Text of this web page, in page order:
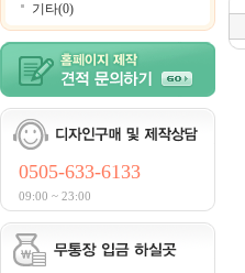
기타(0)
0505-633-6133
09:00 ~ 23:00